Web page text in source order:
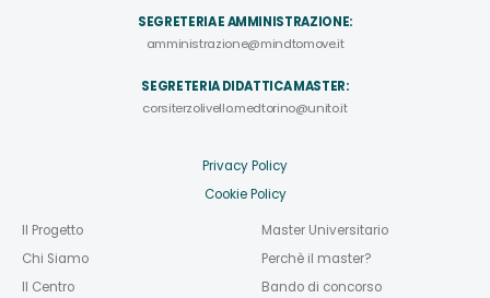
SEGRETERIA E AMMINISTRAZIONE:
amministrazione@mindtomove.it
SEGRETERIA DIDATTICA MASTER:
corsiterzolivello.medtorino@unito.it
Privacy Policy
Cookie Policy
Il Progetto
Chi Siamo
Il Centro
Master Universitario
Perchè il master?
Bando di concorso